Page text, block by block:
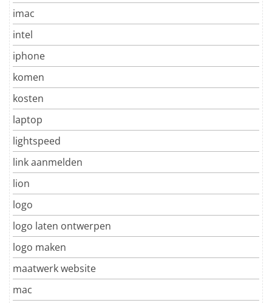
imac
intel
iphone
komen
kosten
laptop
lightspeed
link aanmelden
lion
logo
logo laten ontwerpen
logo maken
maatwerk website
mac